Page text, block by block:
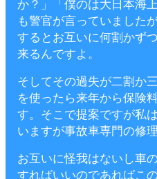
か？」「僕のは大日本海
も警官が言っていました
するとお互いに何割かず
来るんですよ。
そしてその過失が二割か
を使ったら来年から保険
す。そこで提案ですが私
いますが事故車専門の修
お互いに怪我はないし車
すればいいのであればこ